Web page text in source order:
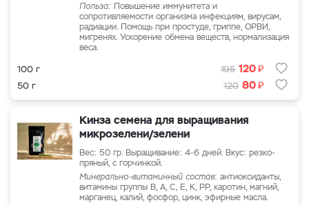
Польза: Повышение иммунитета и
сопротивляемости организма инфекциям, вирусам,
радиации. Помощь при простуде, гриппе, ОРВИ,
мигренях. Ускорение обмена веществ, нормализация
веса.
100 г 195 120₽
50 г 120 80₽
Кинза семена для выращивания
микрозелени/зелени
Вес: 50 гр. Выращивание: 4-6 дней. Вкус: резко-
пряный, с горчинкой.
Минерально-витаминный состав: антиоксиданты,
витамины группы В, А, С, Е, К, РР, каротин, магний,
марганец, калий, фосфор, цинк, эфирные масла.